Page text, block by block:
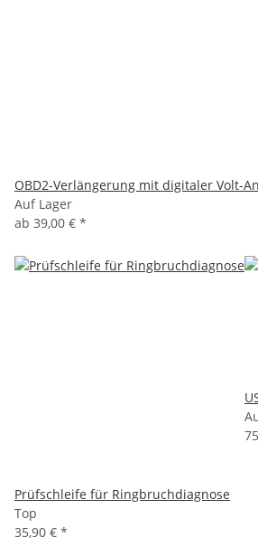
OBD2-Verlängerung mit digitaler Volt-
Auf Lager
ab 39,00 € *
Prüfschleife für Ringbruchdiagnose
Top
35,90 € *